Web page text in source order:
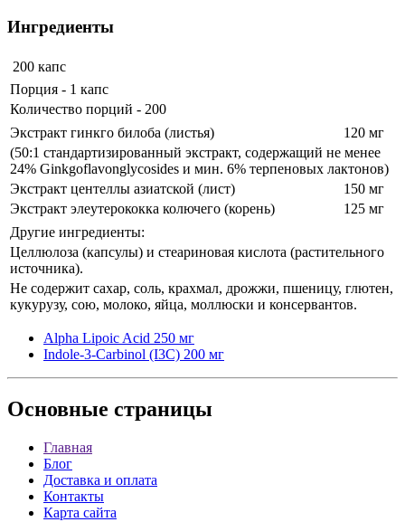
Ингредиенты
200 капс
Порция - 1 капс
Количество порций - 200
Экстракт гинкго билоба (листья)
120 мг
(50:1 стандартизированный экстракт, содержащий не менее
24% Ginkgoflavonglycosides и мин. 6% терпеновых лактонов)
Экстракт центеллы азиатской (лист)
150 мг
Экстракт элеутерококка колючего (корень)
125 мг
Другие ингредиенты:
Целлюлоза (капсулы) и стеариновая кислота (растительного
источника).
Не содержит сахар, соль, крахмал, дрожжи, пшеницу, глютен,
кукурузу, сою, молоко, яйца, моллюски и консервантов.
Alpha Lipoic Acid 250 мг
Indole-3-Carbinol (I3C) 200 мг
Основные страницы
Главная
Блог
Доставка и оплата
Контакты
Карта сайта